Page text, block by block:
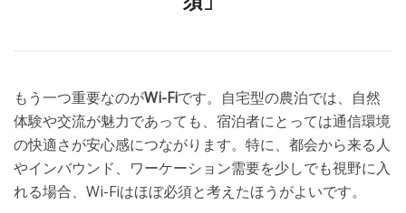
もう一つ重要なのがWi-Fiです。自宅型の農泊では、自然
体験や交流が魅力であっても、宿泊者にとっては通信環境
の快適さが安心感につながります。特に、都会から来る人
やインバウンド、ワーケーション需要を少しでも視野に入
れる場合、Wi-Fiはほぼ必須と考えたほうがよいです。